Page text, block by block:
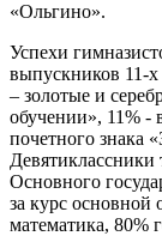
«Ольгино».
Успехи
выпускников 11-х
– золотые и
обучении», 11% -
почетного знака
Основного
за курс
математика, 80%